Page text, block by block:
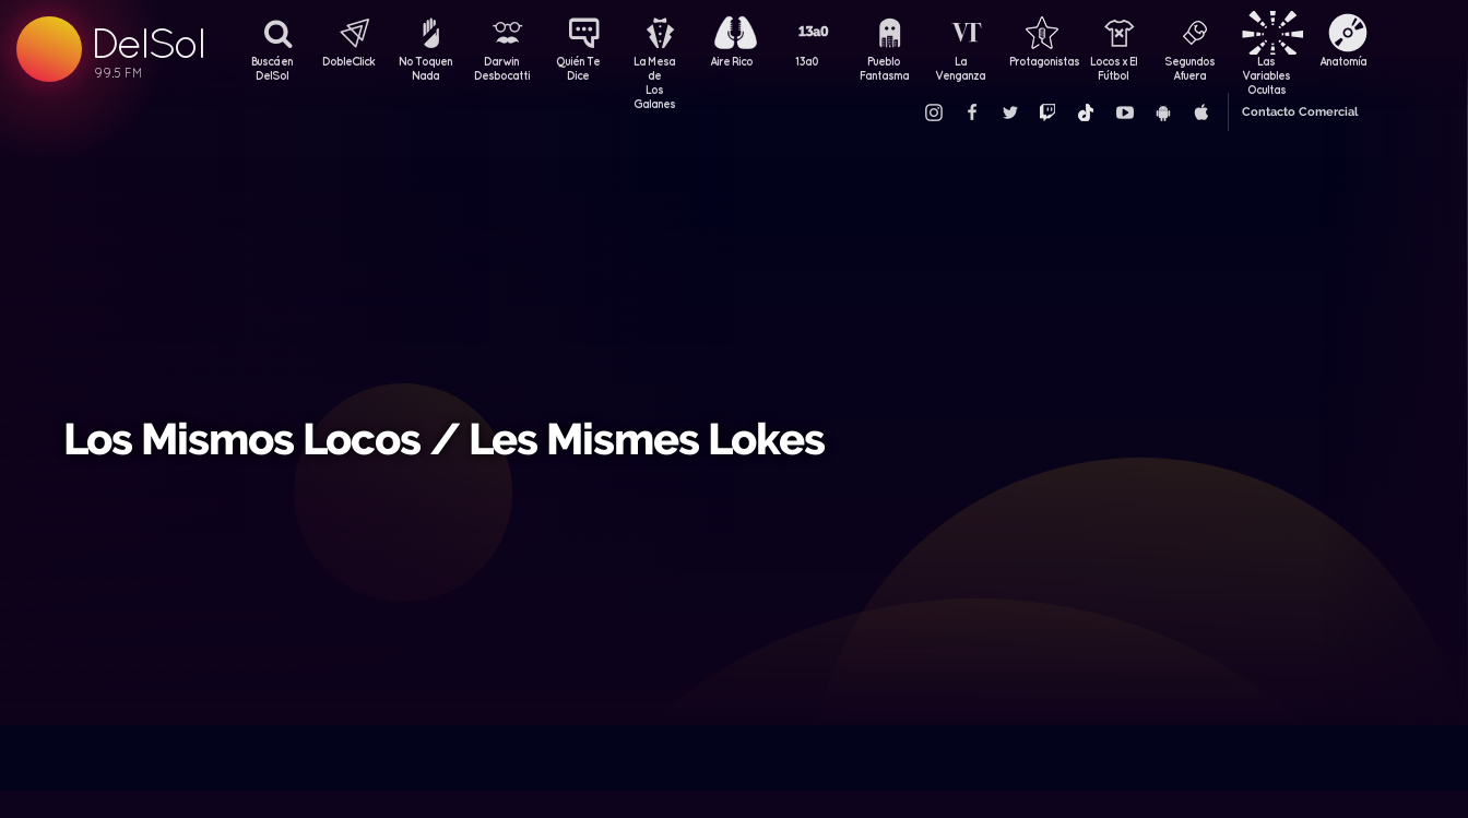
DelSol
99.5 FM
Buscá en
DelSol
DobleClick
No Toquen
Nada
Darwin
Desbocatti
Quién Te
Dice
La Mesa
de
Los
Galanes
Aire Rico 13a0
Pueblo
Fantasma
La
Venganza
Protagonistas
Locos x El
Fútbol
Segundos
Afuera
Las
Variables
Ocultas
Anatomía
Contacto Comercial
Los Mismos Locos / Les Mismes Lokes